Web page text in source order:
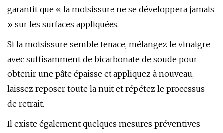
garantit que « la moisissure ne se développera jamais
» sur les surfaces appliquées.
Si la moisissure semble tenace, mélangez le vinaigre
avec suffisamment de bicarbonate de soude pour
obtenir une pâte épaisse et appliquez à nouveau,
laissez reposer toute la nuit et répétez le processus
de retrait.
Il existe également quelques mesures préventives